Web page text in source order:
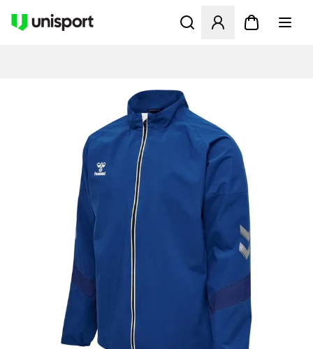
Åbner en Modal til at